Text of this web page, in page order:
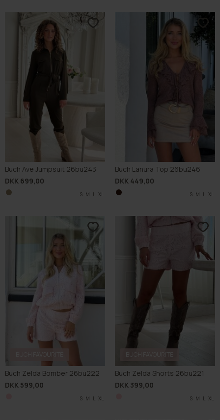
Buch Ave Jumpsuit 26bu243
DKK 699,00
S M L XL
Buch Lanura Top 26bu246
DKK 449,00
S M L XL
Buch Zelda Bomber 26bu222
DKK 599,00
S M L XL
BUCH FAVOURITE
Buch Zelda Shorts 26bu221
DKK 399,00
S M L XL